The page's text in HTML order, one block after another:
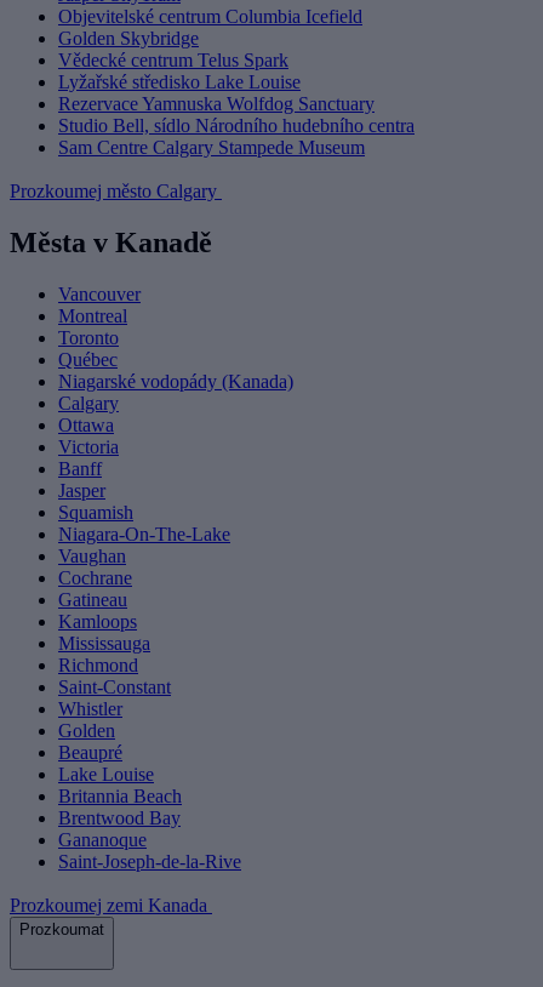
Objevitelské centrum Columbia Icefield
Golden Skybridge
Vědecké centrum Telus Spark
Lyžařské středisko Lake Louise
Rezervace Yamnuska Wolfdog Sanctuary
Studio Bell, sídlo Národního hudebního centra
Sam Centre Calgary Stampede Museum
Prozkoumej město Calgary
Města v Kanadě
Vancouver
Montreal
Toronto
Québec
Niagarské vodopády (Kanada)
Calgary
Ottawa
Victoria
Banff
Jasper
Squamish
Niagara-On-The-Lake
Vaughan
Cochrane
Gatineau
Kamloops
Mississauga
Richmond
Saint-Constant
Whistler
Golden
Beaupré
Lake Louise
Britannia Beach
Brentwood Bay
Gananoque
Saint-Joseph-de-la-Rive
Prozkoumej zemi Kanada
Prozkoumat